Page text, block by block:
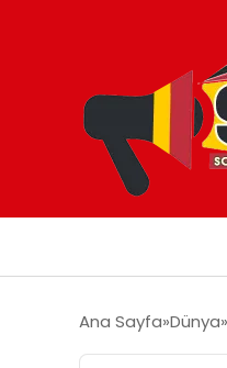
Ana Sayfa Dünya